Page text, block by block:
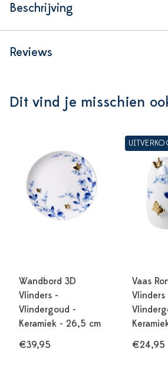
Beschrijving
Reviews
Dit vind je misschien
Wandbord 3D
Vlinders -
Vlindergoud -
Keramiek - 26,5 cm
€39,95
Vaas
Vlinders
€24,95